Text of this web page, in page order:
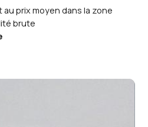
au prix moyen dans la zone
brute